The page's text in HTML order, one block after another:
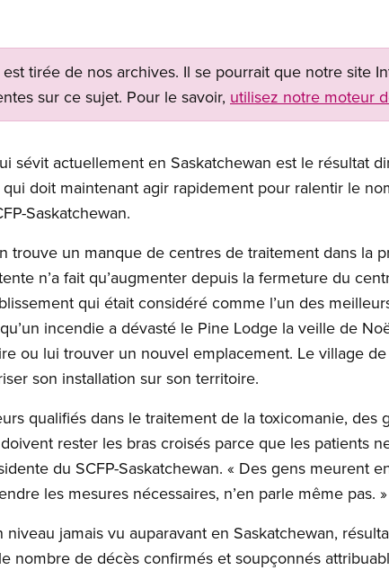
tirée de nos archives. Il se pourrait que notre site
sur ce sujet. Pour le savoir, utilisez notre moteur
sévit actuellement en Saskatchewan est le résultat
doit maintenant agir rapidement pour ralentir le
Saskatchewan.
un manque de centres de traitement dans la
n’a fait qu’augmenter depuis la fermeture du
qui était considéré comme l’un des
incendie a dévasté le Pine Lodge la veille de
ou lui trouver un nouvel emplacement. Le village
son installation sur son territoire.
qualifiés dans le traitement de la toxicomanie, des
rester les bras croisés parce que les patients
du SCFP-Saskatchewan. « Des gens meurent
les mesures nécessaires, n’en parle même pas. »
jamais vu auparavant en Saskatchewan,
nombre de décès confirmés et soupçonnés